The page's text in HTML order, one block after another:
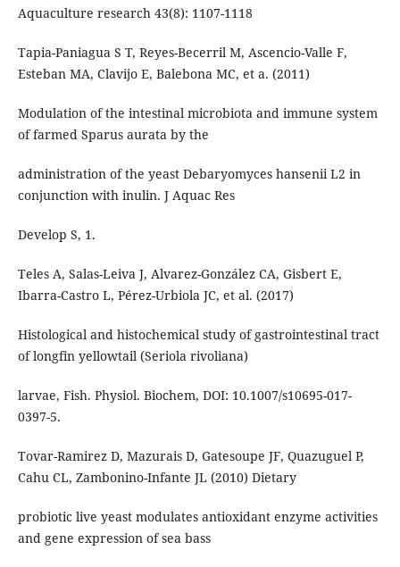
Aquaculture research 43(8): 1107-1118
Tapia-Paniagua S T, Reyes-Becerril M, Ascencio-Valle F,
Esteban MA, Clavijo E, Balebona MC, et a. (2011)
Modulation of the intestinal microbiota and immune system
of farmed Sparus aurata by the
administration of the yeast Debaryomyces hansenii L2 in
conjunction with inulin. J Aquac Res
Develop S, 1.
Teles A, Salas-Leiva J, Alvarez-González CA, Gisbert E,
Ibarra-Castro L, Pérez-Urbiola JC, et al. (2017)
Histological and histochemical study of gastrointestinal tract
of longfin yellowtail (Seriola rivoliana)
larvae, Fish. Physiol. Biochem, DOI: 10.1007/s10695-017-
0397-5.
Tovar-Ramirez D, Mazurais D, Gatesoupe JF, Quazuguel P,
Cahu CL, Zambonino-Infante JL (2010) Dietary
probiotic live yeast modulates antioxidant enzyme activities
and gene expression of sea bass